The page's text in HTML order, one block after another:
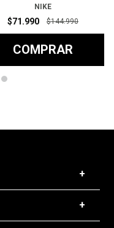
NIKE
$71.990 $144.990
COMPRAR
+
+